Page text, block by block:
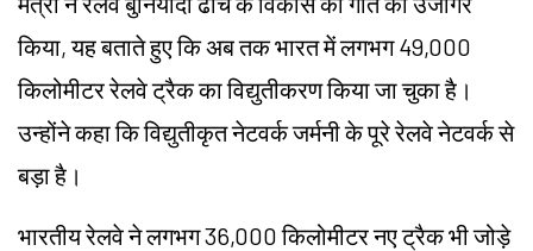
किया, यह बताते हुए कि अब तक भारत में लगभग 49,000
किलोमीटर रेलवे ट्रैक का विद्युतीकरण किया जा चुका है।
उन्होंने कहा कि विद्युतीकृत नेटवर्क जर्मनी के पूरे रेलवे नेटवर्क से
बड़ा है।
भारतीय रेलवे ने लगभग 36,000 किलोमीटर नए ट्रैक भी जोड़े